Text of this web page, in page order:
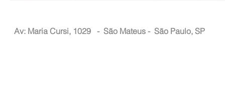
Av: Maria Cursi, 1029 - São Mateus - São Paulo, SP